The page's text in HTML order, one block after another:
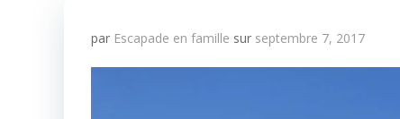
par Escapade en famille sur septembre 7, 2017